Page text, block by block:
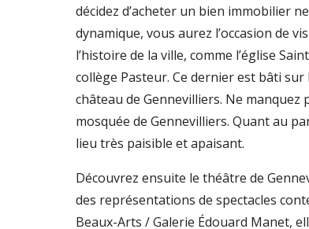
décidez d’acheter un bien immobilier
dynamique, vous aurez l’occasion de
l’histoire de la ville, comme l’église
collège Pasteur. Ce dernier est bâti sur
château de Gennevilliers. Ne manquez
mosquée de Gennevilliers. Quant au
lieu très paisible et apaisant.
Découvrez ensuite le théâtre de
des représentations de spectacles
Beaux-Arts / Galerie Édouard Manet,